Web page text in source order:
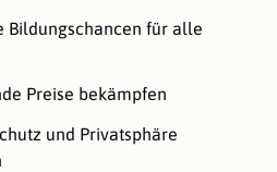
Bildungschancen für alle
Preise bekämpfen
und Privatsphäre